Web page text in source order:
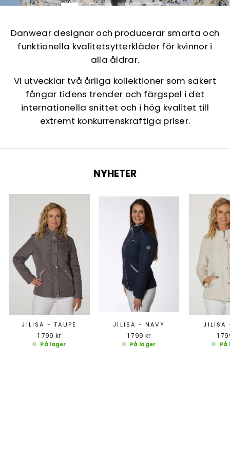
Danwear designar och producerar smarta och
funktionella kvalitetsytterkläder för kvinnor i
alla åldrar.
Vi utvecklar två årliga kollektioner som säkert
fångar tidens trender och färgspel i det
internationella snittet och i hög kvalitet till
extremt konkurrenskraftiga priser.
NYHETER
JILISA - TAUPE
1 799 kr
På lager
JILISA - NAVY
1 799 kr
På lager
JILISA
1
På